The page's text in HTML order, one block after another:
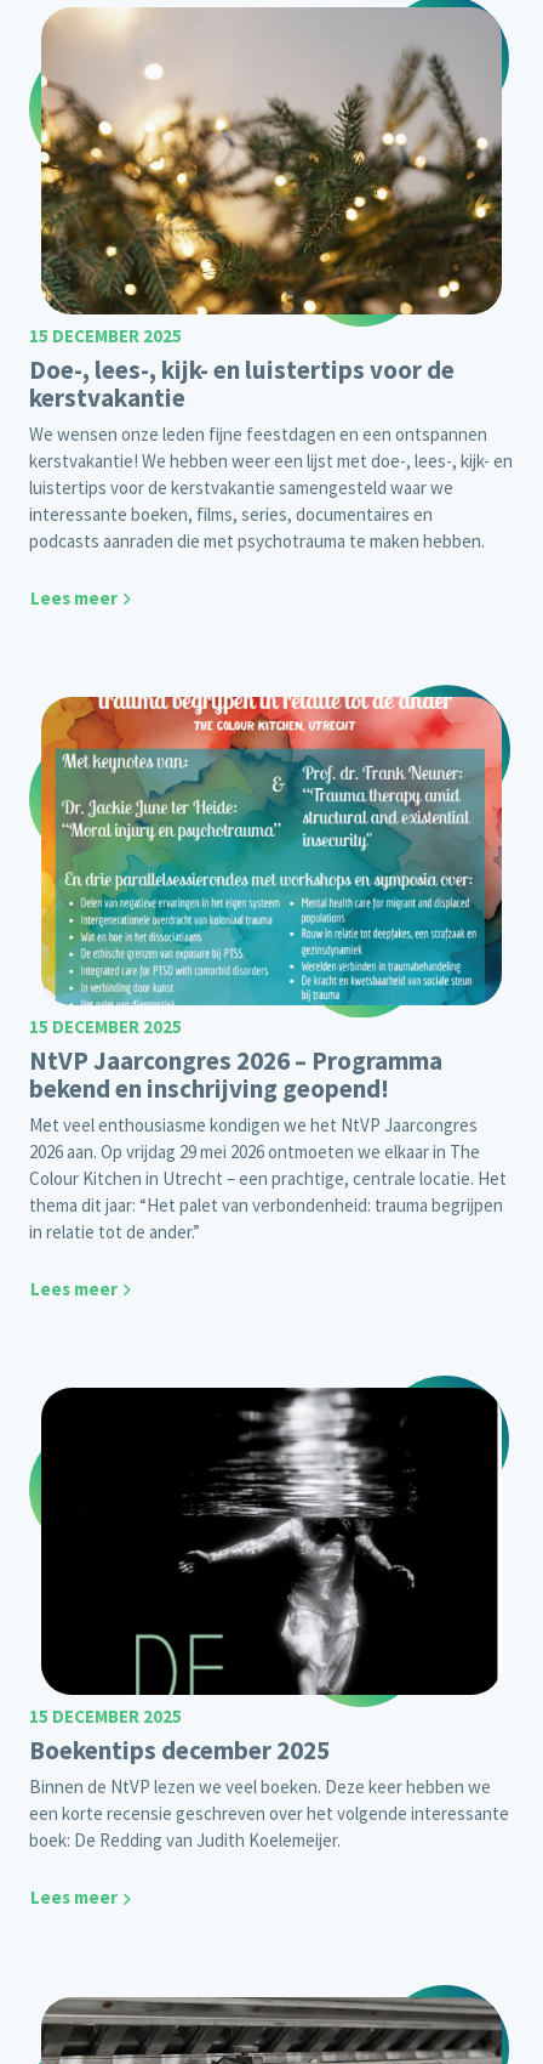
15 DECEMBER 2025
Doe-, lees-, kijk- en luistertips voor de
kerstvakantie
We wensen onze leden fijne feestdagen en een ontspannen
kerstvakantie! We hebben weer een lijst met doe-, lees-, kijk- en
luistertips voor de kerstvakantie samengesteld waar we
interessante boeken, films, series, documentaires en
podcasts aanraden die met psychotrauma te maken hebben.
Lees meer
15 DECEMBER 2025
NtVP Jaarcongres 2026 – Programma
bekend en inschrijving geopend!
Met veel enthousiasme kondigen we het NtVP Jaarcongres
2026 aan. Op vrijdag 29 mei 2026 ontmoeten we elkaar in The
Colour Kitchen in Utrecht – een prachtige, centrale locatie. Het
thema dit jaar: “Het palet van verbondenheid: trauma begrijpen
in relatie tot de ander.”
Lees meer
15 DECEMBER 2025
Boekentips december 2025
Binnen de NtVP lezen we veel boeken. Deze keer hebben we
een korte recensie geschreven over het volgende interessante
boek: De Redding van Judith Koelemeijer.
Lees meer